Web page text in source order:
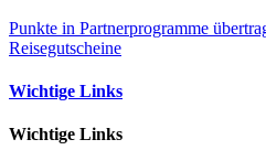
Punkte in Partnerprogramme
Reisegutscheine
Wichtige Links
Wichtige Links